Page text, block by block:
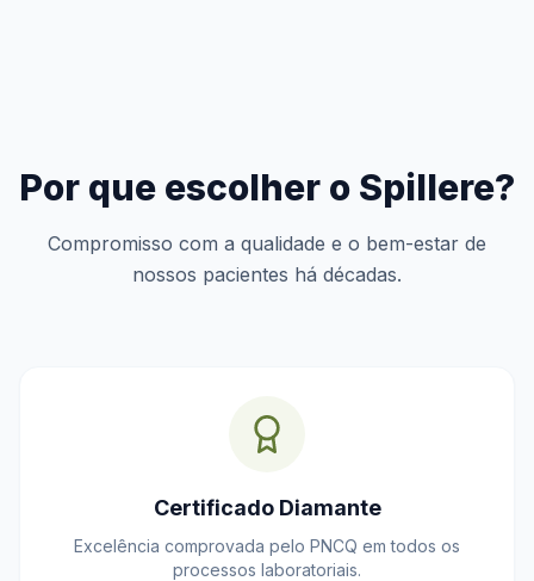
Por que escolher o Spillere?
Compromisso com a qualidade e o bem-estar de
nossos pacientes há décadas.
Certificado Diamante
Excelência comprovada pelo PNCQ em todos os
processos laboratoriais.